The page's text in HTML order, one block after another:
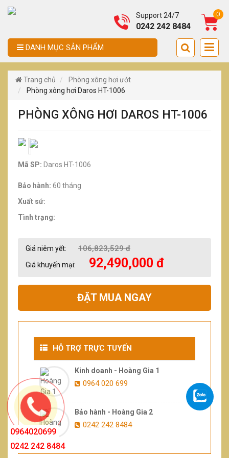
Support 24/7
0242 242 8484
0
DANH MỤC SẢN PHẨM
Trang chủ
Phòng xông hơi ướt
Phòng xông hơi Daros HT-1006
PHÒNG XÔNG HƠI DAROS HT-1006
Mã SP: Daros HT-1006
Bảo hành: 60 tháng
Xuất sứ:
Tình trạng:
Giá niêm yết: 106,823,529 đ
Giá khuyến mại: 92,490,000 đ
ĐẶT MUA NGAY
HỖ TRỢ TRỰC TUYẾN
Kinh doanh - Hoàng Gia 1
0964 020 699
Bảo hành - Hoàng Gia 2
0242 242 8484
0964020699
0242 242 8484